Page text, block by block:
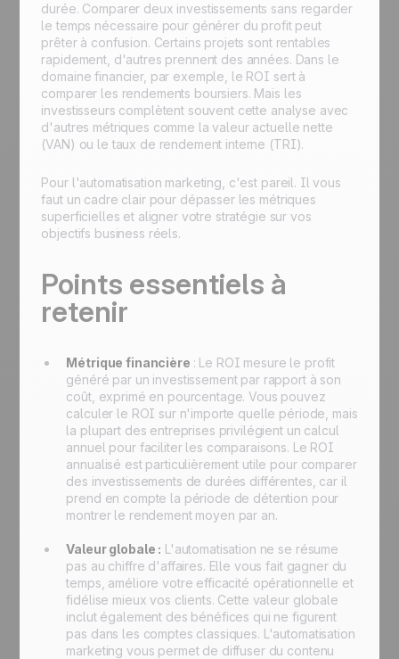
durée. Comparer deux investissements sans regarder
le temps nécessaire pour générer du profit peut
prêter à confusion. Certains projets sont rentables
rapidement, d'autres prennent des années. Dans le
domaine financier, par exemple, le ROI sert à
comparer les rendements boursiers. Mais les
investisseurs complètent souvent cette analyse avec
d'autres métriques comme la valeur actuelle nette
(VAN) ou le taux de rendement interne (TRI).
Pour l'automatisation marketing, c'est pareil. Il vous
faut un cadre clair pour dépasser les métriques
superficielles et aligner votre stratégie sur vos
objectifs business réels.
Points essentiels à
retenir
Métrique financière : Le ROI mesure le profit
généré par un investissement par rapport à son
coût, exprimé en pourcentage. Vous pouvez
calculer le ROI sur n'importe quelle période, mais
la plupart des entreprises privilégient un calcul
annuel pour faciliter les comparaisons. Le ROI
annualisé est particulièrement utile pour comparer
des investissements de durées différentes, car il
prend en compte la période de détention pour
montrer le rendement moyen par an.
Valeur globale : L'automatisation ne se résume
pas au chiffre d'affaires. Elle vous fait gagner du
temps, améliore votre efficacité opérationnelle et
fidélise mieux vos clients. Cette valeur globale
inclut également des bénéfices qui ne figurent
pas dans les comptes classiques. L'automatisation
marketing vous permet de diffuser du contenu